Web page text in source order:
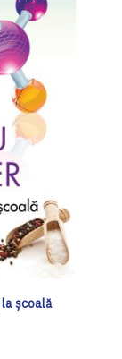
la şcoală